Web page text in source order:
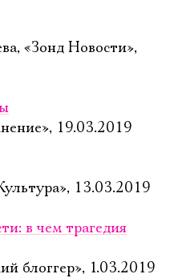
«Зонд Новости»,
19.03.2019
13.03.2019
в чем трагедия
блоггер», 1.03.2019